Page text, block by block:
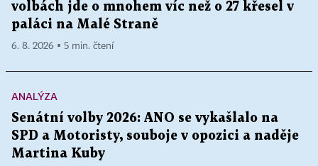
volbách jde o mnohem víc než o 27 křesel v
paláci na Malé Straně
6. 8. 2026 ▪ 5 min. čtení
ANALÝZA
Senátní volby 2026: ANO se vykašlalo na
SPD a Motoristy, souboje v opozici a naděje
Martina Kuby